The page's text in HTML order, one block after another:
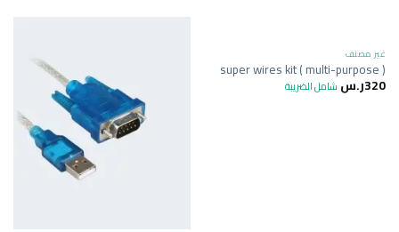
غير متوفر في المخزونغير مصنف
super wires kit ( multi-purpose )
320ر.س شامل الضريبة